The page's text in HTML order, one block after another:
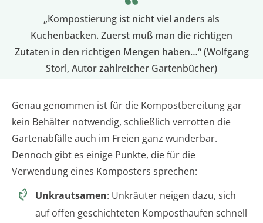
„Kompostierung ist nicht viel anders als
Kuchenbacken. Zuerst muß man die richtigen
Zutaten in den richtigen Mengen haben…“ (Wolfgang
Storl, Autor zahlreicher Gartenbücher)
Genau genommen ist für die Kompostbereitung gar
kein Behälter notwendig, schließlich verrotten die
Gartenabfälle auch im Freien ganz wunderbar.
Dennoch gibt es einige Punkte, die für die
Verwendung eines Komposters sprechen:
Unkrautsamen: Unkräuter neigen dazu, sich
auf offen geschichteten Komposthaufen schnell